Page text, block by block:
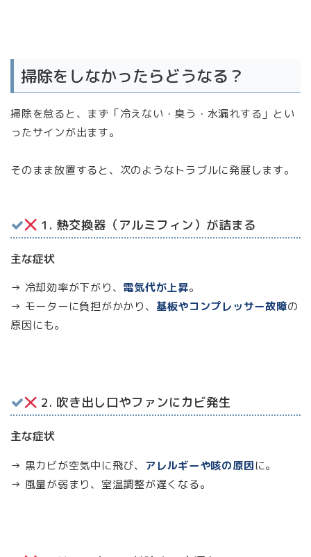
掃除をしなかったらどうなる？
掃除を怠ると、まず「冷えない・臭う・水漏れする」とい
ったサインが出ます。
そのまま放置すると、次のようなトラブルに発展します。
1. 熱交換器（アルミフィン）が詰まる
主な症状
→ 冷却効率が下がり、 電気代が上昇。
→ モーターに負担がかかり、 基板やコンプレッサー故障の
原因にも。
2. 吹き出し口やファンにカビ発生
主な症状
→ 黒カビが空気中に飛び、 アレルギーや咳の原因に。
→ 風量が弱まり、室温調整が遅くなる。